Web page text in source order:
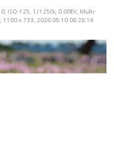
ISO-125, 1/1250s, 0.00EV, Multi-
1100 x 733, 2026:05:10 08:28:14